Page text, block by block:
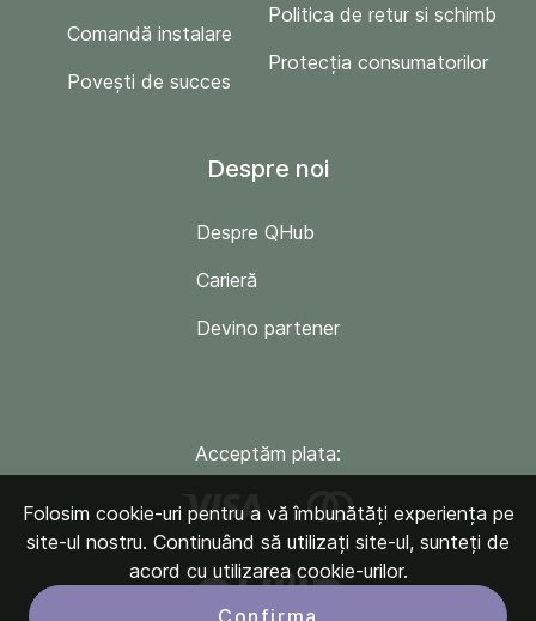
Comandă instalare
Povești de succes
Politica de retur si schimb
Protecția consumatorilor
Despre noi
Despre QHub
Carieră
Devino partener
Acceptăm plata:
Folosim cookie-uri pentru a vă îmbunătăți experiența pe
site-ul nostru. Continuând să utilizați site-ul, sunteți de
acord cu utilizarea cookie-urilor.
Confirma